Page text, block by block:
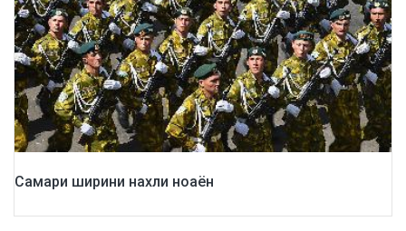
Самари ширини нахли ноаён